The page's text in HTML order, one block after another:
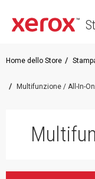
Home dello Store
Multifunzione / All-In-